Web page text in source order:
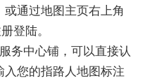
通过地图主页右上角
登陆。
务中心铺，可以直接认
您的指路人地图标注